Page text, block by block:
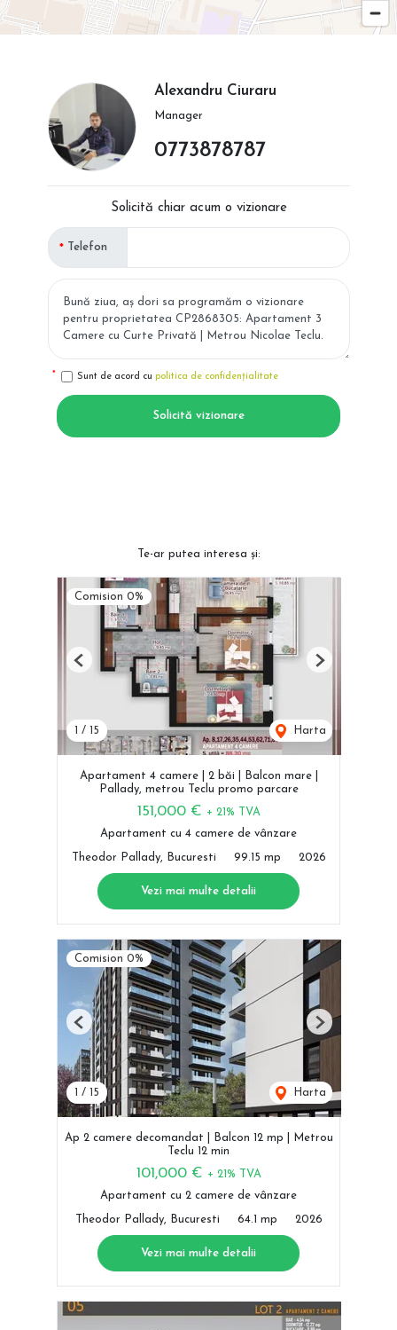
Alexandru Ciuraru
Manager
0773878787
Solicită chiar acum o vizionare
Telefon
Sunt de acord cu politica de confidențialitate
Solicită vizionare
Te-ar putea interesa și:
Comision 0%
/ 15 Harta
Previous Next
Apartament 4 camere | 2 băi | Balcon mare |
Pallady, metrou Teclu promo parcare
151,000 € + 21% TVA
Apartament cu 4 camere de vânzare
Theodor Pallady, Bucuresti 99.15 mp 2026
Vezi mai multe detalii
Comision 0%
/ 15 Harta
Previous Next
Ap 2 camere decomandat | Balcon 12 mp | Metrou
Teclu 12 min
101,000 € + 21% TVA
Apartament cu 2 camere de vânzare
Theodor Pallady, Bucuresti 64.1 mp 2026
Vezi mai multe detalii